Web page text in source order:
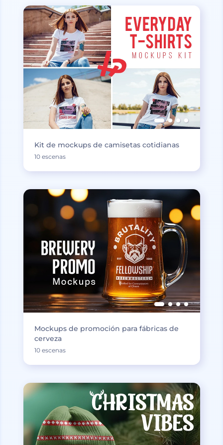
Kit de mockups de camisetas cotidianas
10 escenas
Mockups de promoción para fábricas de
cerveza
10 escenas